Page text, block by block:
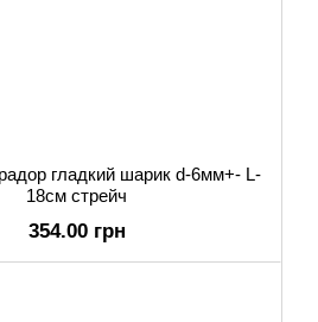
гладкий шарик d-6мм+- L-
18см стрейч
354.00 грн